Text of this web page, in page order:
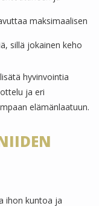
maksimaalisen
sillä jokainen keho
hyvinvointia
ja eri
elämänlaatuun.
ihon kuntoa ja